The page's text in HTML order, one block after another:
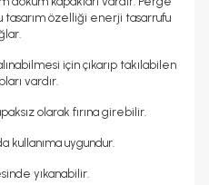
özelliği enerji tasarrufu
için çıkarıp takılabilen
vardır.
olarak fırına girebilir.
kullanıma uygundur.
yıkanabilir.